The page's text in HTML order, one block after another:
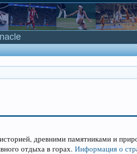
древними памятниками и
отдыха в горах.Информация о